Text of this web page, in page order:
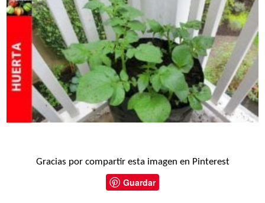
Gracias por compartir esta imagen en Pinterest
Guardar